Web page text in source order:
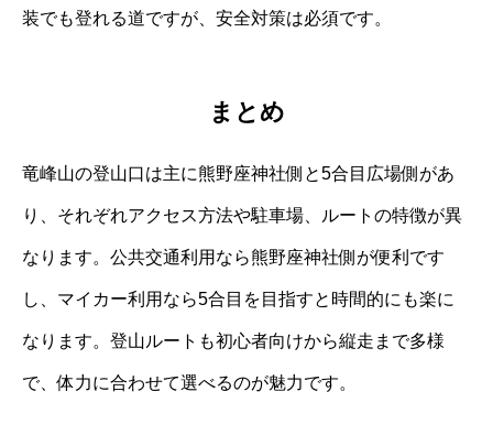
装でも登れる道ですが、安全対策は必須です。
まとめ
竜峰山の登山口は主に熊野座神社側と5合目広場側があ
り、それぞれアクセス方法や駐車場、ルートの特徴が異
なります。公共交通利用なら熊野座神社側が便利です
し、マイカー利用なら5合目を目指すと時間的にも楽に
なります。登山ルートも初心者向けから縦走まで多様
で、体力に合わせて選べるのが魅力です。